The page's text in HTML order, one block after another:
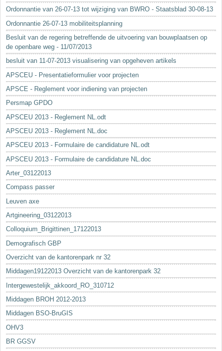
Ordonnantie van 26-07-13 tot wijziging van BWRO - Staatsblad 30-08-13
Ordonnantie 26-07-13 mobiliteitsplanning
Besluit van de regering betreffende de uitvoering van bouwplaatsen op
de openbare weg - 11/07/2013
besluit van 11-07-2013 visualisering van opgeheven artikels
APSCEU - Presentatieformulier voor projecten
APSCE - Reglement voor indiening van projecten
Persmap GPDO
APSCEU 2013 - Reglement NL.odt
APSCEU 2013 - Reglement NL.doc
APSCEU 2013 - Formulaire de candidature NL.odt
APSCEU 2013 - Formulaire de candidature NL.doc
Arter_03122013
Compass passer
Leuven axe
Artgineering_03122013
Colloquium_Brigittinen_17122013
Demografisch GBP
Overzicht van de kantorenpark nr 32
Middagen19122013 Overzicht van de kantorenpark 32
Intergewestelijk_akkoord_RO_310712
Middagen BROH 2012-2013
Middagen BSO-BruGIS
OHV3
BR GGSV